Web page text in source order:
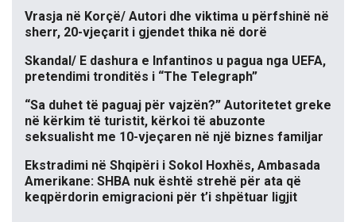
Vrasja në Korçë/ Autori dhe viktima u përfshinë në
sherr, 20-vjeçarit i gjendet thika në dorë
Skandal/ E dashura e Infantinos u pagua nga UEFA,
pretendimi tronditës i “The Telegraph”
“Sa duhet të paguaj për vajzën?” Autoritetet greke
në kërkim të turistit, kërkoi të abuzonte
seksualisht me 10-vjeçaren në një biznes familjar
Ekstradimi në Shqipëri i Sokol Hoxhës, Ambasada
Amerikane: SHBA nuk është strehë për ata që
keqpërdorin emigracioni për t’i shpëtuar ligjit